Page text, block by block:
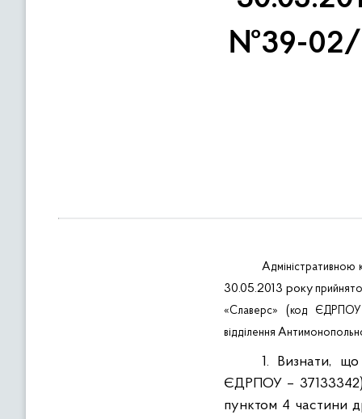
№39-02/
Адміністративною
30.05.2013 року прийнято
«Славерс» (код
відділення
1. Визнати,
ЄДРПОУ – 37133342)
пунктом 4 частини